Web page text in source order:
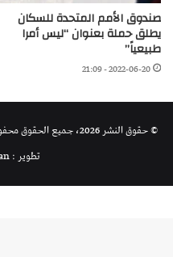
صندوق الأمم المتحدة للسكان
يطلق حملة بعنوان “ليس أمرا
طبيعياً”
2022-06-20 - 21:09
© حقوق النشر 2026، جميع الحقوق محفوظة |
تطوير : hamza sabban